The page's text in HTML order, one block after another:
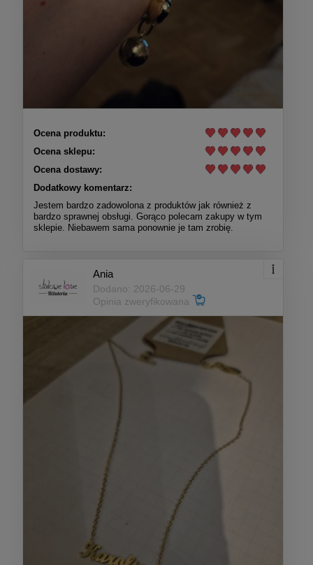
Ocena produktu:
Ocena sklepu:
Ocena dostawy:
Dodatkowy komentarz:
Jestem bardzo zadowolona z produktów jak również z
bardzo sprawnej obsługi. Gorąco polecam zakupy w tym
sklepie. Niebawem sama ponownie je tam zrobię.
Ania
Dodano: 2026-06-29
Opinia zweryfikowana